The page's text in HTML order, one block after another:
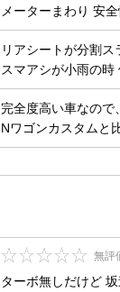
メーターまわり 安
リアシートが分割ス
スマアシが小雨の時
完全度高い車なので
Nワゴンカスタムと
無評
ターボ無しだけど